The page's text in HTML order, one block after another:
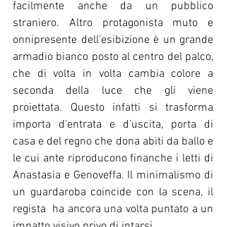
facilmente anche da un pubblico
straniero. Altro protagonista muto e
onnipresente dell’esibizione è un grande
armadio bianco posto al centro del palco,
che di volta in volta cambia colore a
seconda della luce che gli viene
proiettata. Questo infatti si trasforma
importa d’entrata e d’uscita, porta di
casa e del regno che dona abiti da ballo e
le cui ante riproducono finanche i letti di
Anastasia e Genoveffa. Il minimalismo di
un guardaroba coincide con la scena, il
regista  ha ancora una volta puntato a un